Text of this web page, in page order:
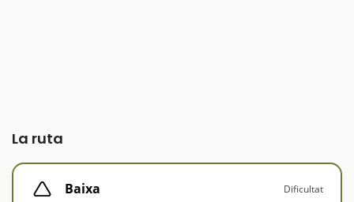
La ruta
Baixa Dificultat